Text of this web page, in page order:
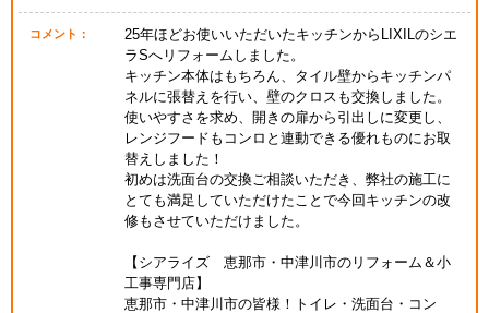
コメント：
25年ほどお使いいただいたキッチンからLIXILのシエ
ラSへリフォームしました。
キッチン本体はもちろん、タイル壁からキッチンパ
ネルに張替えを行い、壁のクロスも交換しました。
使いやすさを求め、開きの扉から引出しに変更し、
レンジフードもコンロと連動できる優れものにお取
替えしました！
初めは洗面台の交換ご相談いただき、弊社の施工に
とても満足していただけたことで今回キッチンの改
修もさせていただけました。
【シアライズ 恵那市・中津川市のリフォーム＆小
工事専門店】
恵那市・中津川市の皆様！トイレ・洗面台・コン